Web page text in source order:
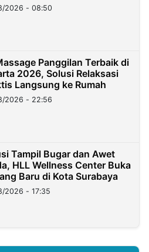
2026 - 08:50
Panggilan Terbaik di
2026, Solusi Relaksasi
Langsung ke Rumah
2026 - 22:56
Tampil Bugar dan Awet
HLL Wellness Center Buka
Baru di Kota Surabaya
2026 - 17:35